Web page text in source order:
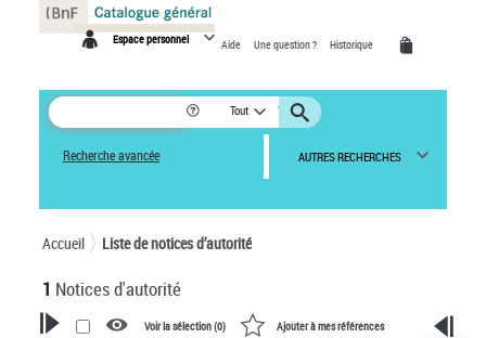
Espace personnel Aide Une question ? Historique
Tout
Recherche avancée AUTRES RECHERCHES
Accueil Liste de notices d’autorité
1 Notices d'autorité
Voir la sélection (0) Ajouter à mes références
Panneau de gestion des cookies